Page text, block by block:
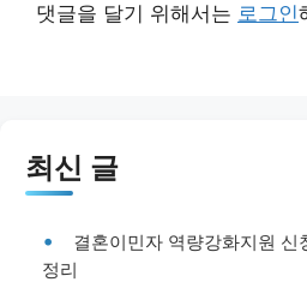
댓글을 달기 위해서는 로그인
최신 글
결혼이민자 역량강화지원 신
정리